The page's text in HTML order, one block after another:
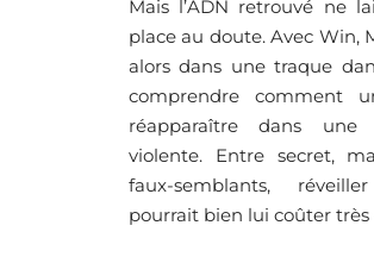
Mais l’ADN retrouvé ne
place au doute. Avec Win,
alors dans une traque
comprendre comment
réapparaître dans une
violente. Entre secret,
faux-semblants,
pourrait bien lui coûter très